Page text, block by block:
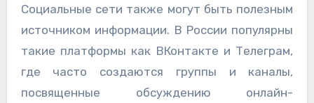
Социальные сети также могут быть полезным
источником информации. В России популярны
такие платформы как ВКонтакте и Телеграм,
где часто создаются группы и каналы,
посвященные обсуждению онлайн-